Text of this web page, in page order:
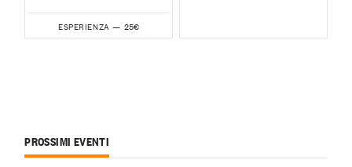
ESPERIENZA — 25€
PROSSIMI EVENTI